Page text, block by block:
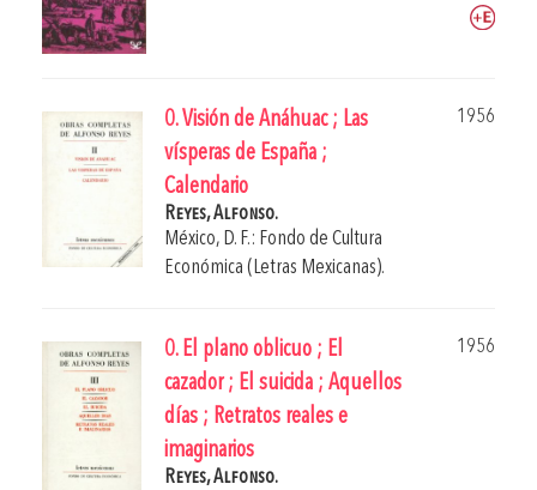
0. Visión de Anáhuac ; Las
vísperas de España ;
Calendario
1956
Reyes, Alfonso.
México, D. F.: Fondo de Cultura
Económica (Letras Mexicanas).
0. El plano oblicuo ; El
cazador ; El suicida ; Aquellos
días ; Retratos reales e
imaginarios
1956
Reyes, Alfonso.